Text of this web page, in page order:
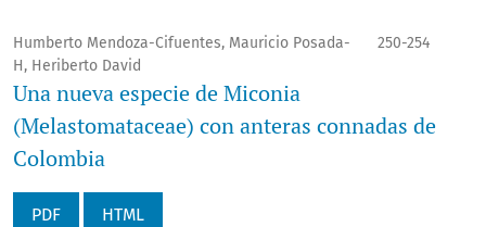
Humberto Mendoza-Cifuentes, Mauricio Posada-
H, Heriberto David
250-254
Una nueva especie de Miconia
(Melastomataceae) con anteras connadas de
Colombia
PDF HTML